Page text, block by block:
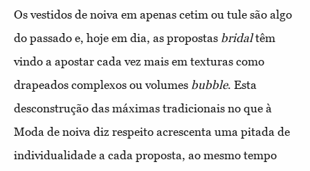
Os vestidos de noiva em apenas cetim ou tule são algo
do passado e, hoje em dia, as propostas bridaltêm
vindo a apostar cada vez mais em texturas como
drapeados complexos ou volumes bubble. Esta
desconstrução das máximas tradicionais no que à
Moda de noiva diz respeito acrescenta uma pitada de
individualidade a cada proposta, ao mesmo tempo